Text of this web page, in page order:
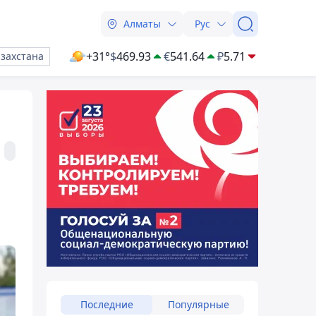
Алматы Рус
+31°$469.93 €541.64 ₽5.71
Последние Популярные